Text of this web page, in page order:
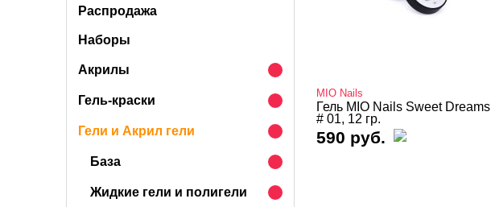
Распродажа
Наборы
Акрилы
Гель-краски
Гели и Акрил гели
База
Жидкие гели и полигели
MIO Nails
Гель MIO Nails Sweet Dreams
# 01, 12 гр.
590 руб.